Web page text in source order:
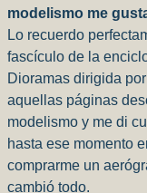
modelismo me
Lo recuerdo
fascículo de la
Dioramas dirigida
aquellas páginas
modelismo y me di
hasta ese momento
comprarme un
cambió todo.